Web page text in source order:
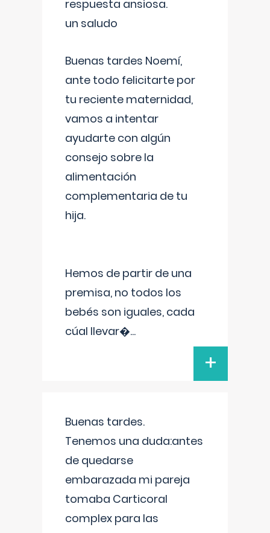
respuesta ansiosa.
un saludo
Buenas tardes Noemí,
ante todo felicitarte por
tu reciente maternidad,
vamos a intentar
ayudarte con algún
consejo sobre la
alimentación
complementaria de tu
hija.
Hemos de partir de una
premisa, no todos los
bebés son iguales, cada
cúal llevar�...
+
Buenas tardes.
Tenemos una duda:antes
de quedarse
embarazada mi pareja
tomaba Carticoral
complex para las